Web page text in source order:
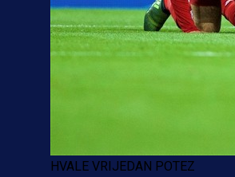
HVALE VRIJEDAN POTEZ